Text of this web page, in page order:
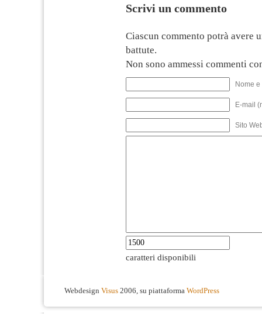
Scrivi un commento
Ciascun commento potrà avere
battute.
Non sono ammessi commenti
Nome
E-mail
Sito
caratteri disponibili
Webdesign Visus 2006, su piattaforma WordPress